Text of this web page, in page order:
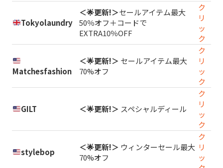
Tokyolaundry
＜🌟更新!＞セールアイテム最大
50％オフ＋コードで
EXTRA10％OFF
ク
リ
ッ
ク
Matchesfashion
＜🌟更新!＞ セールアイテム最大
70%オフ
ク
リ
ッ
ク
GILT ＜🌟更新!＞ スペシャルディール
ク
リ
ッ
ク
stylebop ＜🌟更新!＞ ウィンターセール最大
70%オフ
ク
リ
ッ